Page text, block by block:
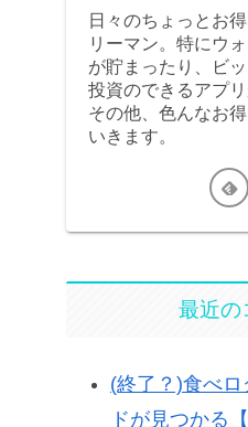
日々のちょっとお
リーマン。特にウ
が貯まったり、ビ
投資のできるアプリ
その他、色んなお
いきます。
最近の
(終了？)食べ
ドが見つかる